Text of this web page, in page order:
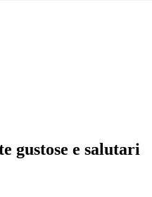
gustose e salutari